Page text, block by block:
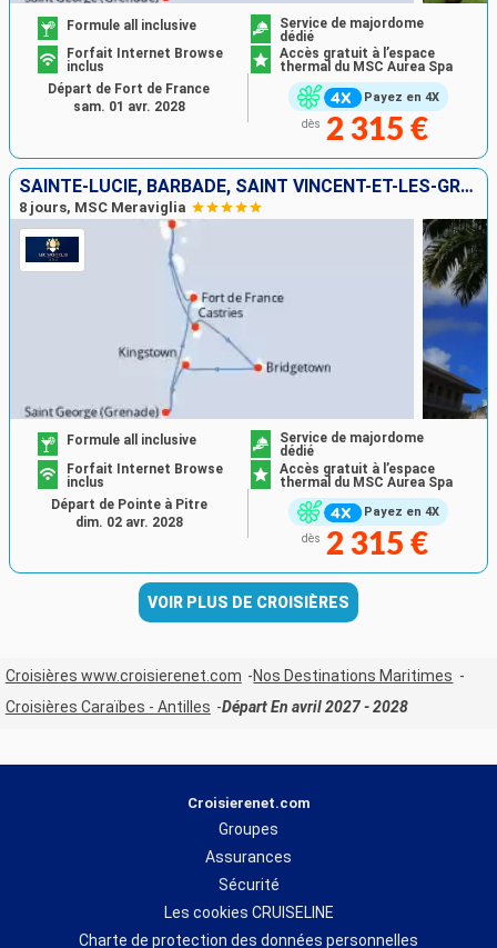
Payez en 4X
Formule all inclusive
Service de majordome
dédié
Forfait Internet Browse
inclus
Accès gratuit à l’espace
thermal du MSC Aurea Spa
dès 2 315 €
Départ de Fort de France
sam. 01 avr. 2028
SAINTE-LUCIE, BARBADE, SAINT VINCENT-ET-LES-GRENADINES, GRENADE, MARTINIQUE, GUADELOUPE
8 jours, MSC Meraviglia
Payez en 4X
Formule all inclusive
Service de majordome
dédié
Forfait Internet Browse
inclus
Accès gratuit à l’espace
thermal du MSC Aurea Spa
dès 2 315 €
Départ de Pointe à Pitre
dim. 02 avr. 2028
VOIR PLUS DE CROISIÈRES
Croisières www.croisierenet.com
Nos Destinations Maritimes
Croisières Caraïbes - Antilles
Départ En avril 2027 - 2028
Croisierenet.com
Groupes
Assurances
Sécurité
Les cookies CRUISELINE
Charte de protection des données personnelles